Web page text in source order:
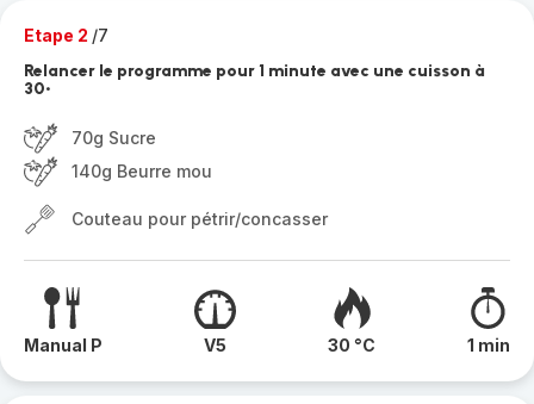
Etape 2 /7
Relancer le programme pour 1 minute avec une cuisson à
30•
70g Sucre
140g Beurre mou
Couteau pour pétrir/concasser
Manual P V5 30 °C 1 min